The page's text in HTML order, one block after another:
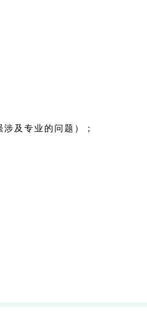
及专业的问题）；